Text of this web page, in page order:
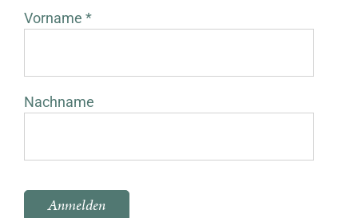
Vorname *
Nachname
Bitte lasse dieses Feld leer.